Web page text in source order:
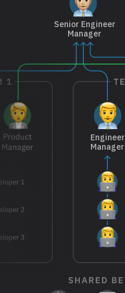
Engineer
Manager
Senior Engineer
Manager